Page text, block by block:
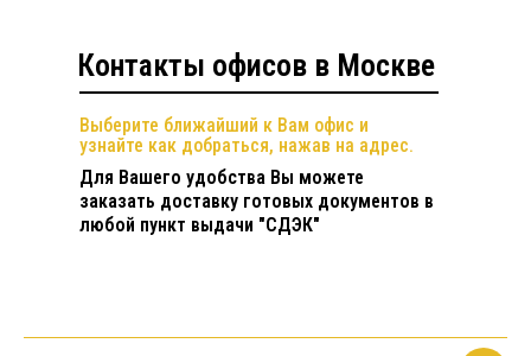
Контакты офисов в Москве
Выберите ближайший к Вам офис и
узнайте как добраться, нажав на адрес.
Для Вашего удобства Вы можете
заказать доставку готовых документов в
любой пункт выдачи "СДЭК"